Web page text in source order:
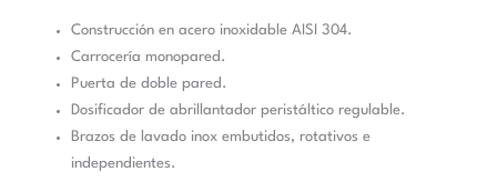
Construcción en acero inoxidable AISI 304.
Carrocería monopared.
Puerta de doble pared.
Dosificador de abrillantador peristáltico regulable.
Brazos de lavado inox embutidos, rotativos e
independientes.